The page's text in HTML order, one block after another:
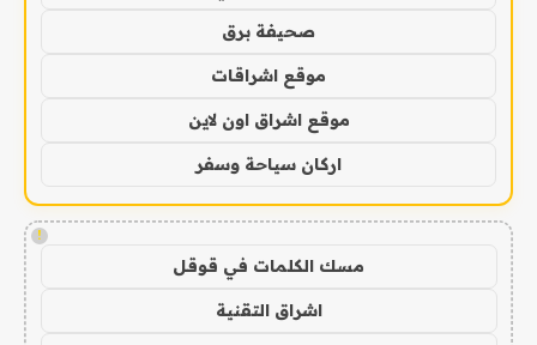
صحيفة برق
موقع اشراقات
موقع اشراق اون لاين
اركان سياحة وسفر
!
مسك الكلمات في قوقل
اشراق التقنية